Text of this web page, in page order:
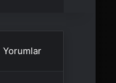
Yorumlar